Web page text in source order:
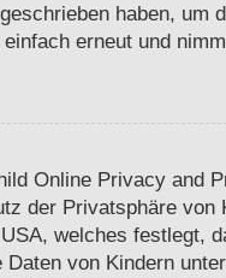
haben, um
erneut und
Online Privacy and
der Privatsphäre von
welches festlegt,
von Kindern